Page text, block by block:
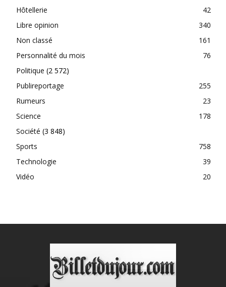
Hôtellerie
42
Libre opinion
340
Non classé
161
Personnalité du mois
76
Politique (2 572)
Publireportage
255
Rumeurs
23
Science
178
Société (3 848)
Sports
758
Technologie
39
Vidéo
20